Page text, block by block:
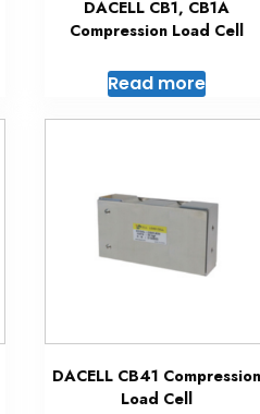
DACELL CB1, CB1A
Compression Load Cell
Read more
DACELL CB41 Compression
Load Cell